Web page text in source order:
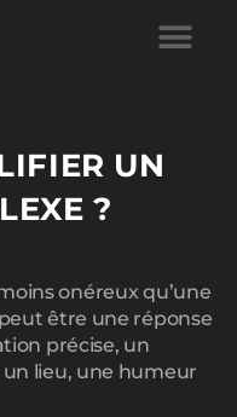
UN
?
onéreux qu’une
peut être une réponse
précise, un
lieu, une humeur